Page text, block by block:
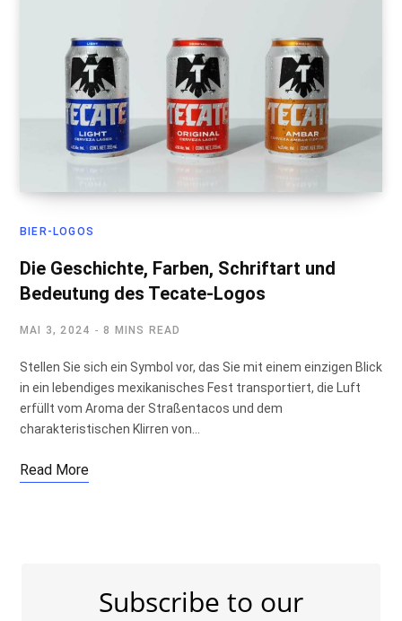
BIER-LOGOS
Die Geschichte, Farben, Schriftart und
Bedeutung des Tecate-Logos
MAI 3, 2024 8 MINS READ
Stellen Sie sich ein Symbol vor, das Sie mit einem einzigen Blick
in ein lebendiges mexikanisches Fest transportiert, die Luft
erfüllt vom Aroma der Straßentacos und dem
charakteristischen Klirren von…
Read More
Subscribe to our